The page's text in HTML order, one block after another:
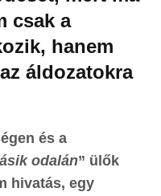
csak a
hanem
áldozatokra
és a
odalán” ülők
hivatás, egy